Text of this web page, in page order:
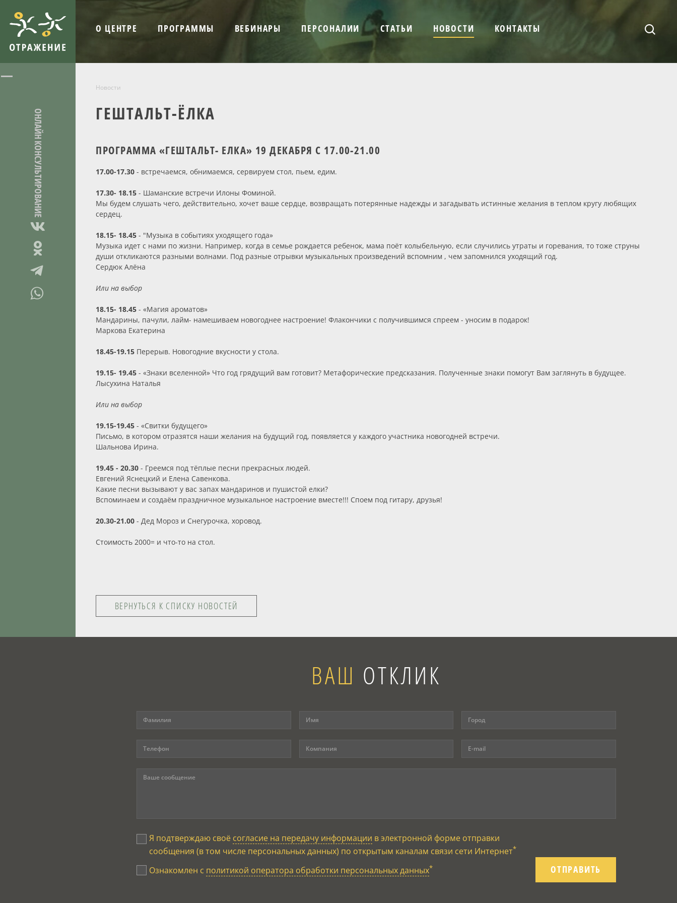
ОНЛАЙН КОНСУЛЬТИРОВАНИЕ
О ЦЕНТРЕ ПРОГРАММЫ ВЕБИНАРЫ ПЕРСОНАЛИИ СТАТЬИ НОВОСТИ КОНТАКТЫ
Новости
ГЕШТАЛЬТ-ЁЛКА
ПРОГРАММА «ГЕШТАЛЬТ- ЕЛКА» 19 ДЕКАБРЯ С 17.00-21.00
17.00-17.30 - встречаемся, обнимаемся, сервируем стол, пьем, едим.
17.30- 18.15 - Шаманские встречи Илоны Фоминой.
Мы будем слушать чего, действительно, хочет ваше сердце, возвращать потерянные надежды и загадывать истинные желания в теплом кругу любящих
сердец.
18.15- 18.45 - "Музыка в событиях уходящего года»
Музыка идет с нами по жизни. Например, когда в семье рождается ребенок, мама поёт колыбельную, если случились утраты и горевания, то тоже струны
души откликаются разными волнами. Под разные отрывки музыкальных произведений вспомним , чем запомнился уходящий год.
Сердюк Алёна
Или на выбор
18.15- 18.45 - «Магия ароматов»
Мандарины, пачули, лайм- намешиваем новогоднее настроение! Флакончики с получившимся спреем - уносим в подарок!
Маркова Екатерина
18.45-19.15 Перерыв. Новогодние вкусности у стола.
19.15- 19.45 - «Знаки вселенной» Что год грядущий вам готовит? Метафорические предсказания. Полученные знаки помогут Вам заглянуть в будущее.
Лысухина Наталья
Или на выбор
19.15-19.45 - «Свитки будущего»
Письмо, в котором отразятся наши желания на будущий год, появляется у каждого участника новогодней встречи.
Шальнова Ирина.
19.45 - 20.30 - Греемся под тёплые песни прекрасных людей.
Евгений Яснецкий и Елена Савенкова.
Какие песни вызывают у вас запах мандаринов и пушистой елки?
Вспоминаем и создаём праздничное музыкальное настроение вместе!!! Споем под гитару, друзья!
20.30-21.00 - Дед Мороз и Снегурочка, хоровод.
Стоимость 2000= и что-то на стол.
ВЕРНУТЬСЯ К СПИСКУ НОВОСТЕЙ
ВАШ ОТКЛИК
Я подтверждаю своё согласие на передачу информации в электронной форме отправки
сообщения (в том числе персональных данных) по открытым каналам связи сети Интернет*
Ознакомлен с политикой оператора обработки персональных данных* ОТПРАВИТЬ